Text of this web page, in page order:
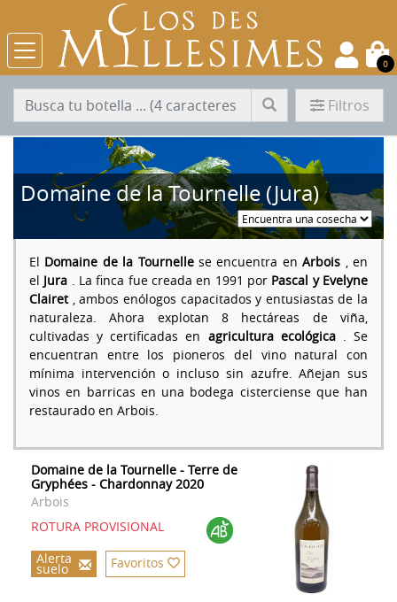
0
Filtros
Domaine de la Tournelle (Jura)
El Domaine de la Tournellese encuentra enArbois , en
el Jura . La finca fue creada en 1991 por Pascal y Evelyne
Clairet, ambos enólogos capacitados y entusiastas de la
naturaleza. Ahora explotan 8 hectáreas de viña,
cultivadas y certificadas en agricultura ecológica. Se
encuentran entre los pioneros del vino natural con
mínima intervención o incluso sin azufre. Añejan sus
vinos en barricas en una bodega cisterciense que han
restaurado en Arbois.
Domaine de la Tournelle - Terre de
Gryphées - Chardonnay 2020
Arbois
ROTURA PROVISIONAL
Alerta
suelo Favoritos